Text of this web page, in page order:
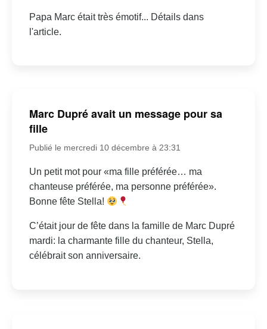
Papa Marc était très émotif... Détails dans
l'article.
Marc Dupré avait un message pour sa
fille
Publié le mercredi 10 décembre à 23:31
Un petit mot pour «ma fille préférée… ma
chanteuse préférée, ma personne préférée».
Bonne fête Stella!
C’était jour de fête dans la famille de Marc Dupré
mardi: la charmante fille du chanteur, Stella,
célébrait son anniversaire.